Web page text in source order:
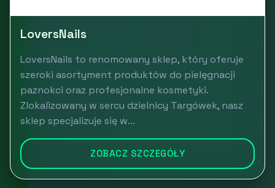
LoversNails
LoversNails to renomowany sklep, który oferuje
szeroki asortyment produktów do pielęgnacji
paznokci oraz profesjonalne kosmetyki.
Zlokalizowany w sercu dzielnicy Targówek, nasz
sklep specjalizuje się w...
ZOBACZ SZCZEGÓŁY